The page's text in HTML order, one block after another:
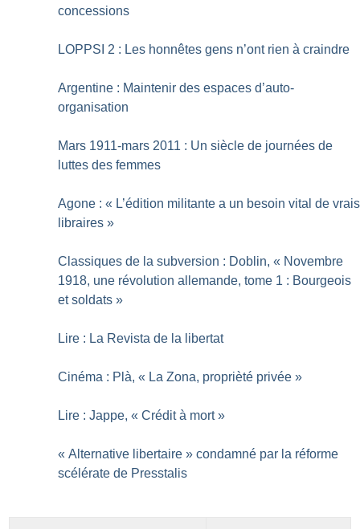
concessions
LOPPSI 2 : Les honnêtes gens n’ont rien à craindre
Argentine : Maintenir des espaces d’auto-
organisation
Mars 1911-mars 2011 : Un siècle de journées de
luttes des femmes
Agone : « L’édition militante a un besoin vital de vrais
libraires »
Classiques de la subversion : Doblin, « Novembre
1918, une révolution allemande, tome 1 : Bourgeois
et soldats »
Lire : La Revista de la libertat
Cinéma : Plà, « La Zona, proprièté privée »
Lire : Jappe, « Crédit à mort »
« Alternative libertaire » condamné par la réforme
scélérate de Presstalis